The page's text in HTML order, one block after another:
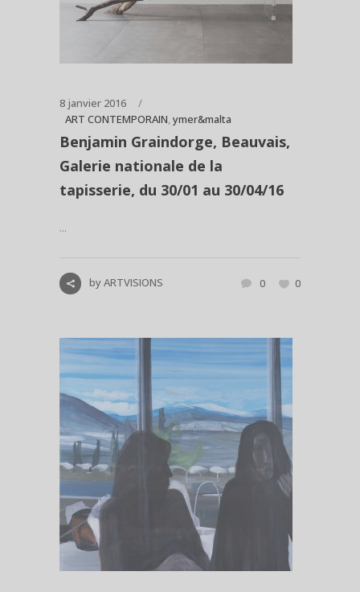
8 janvier 2016
ART CONTEMPORAIN,ymer&malta
Benjamin Graindorge, Beauvais,
Galerie nationale de la
tapisserie, du 30/01 au 30/04/16
...
byARTVISIONS 0 0